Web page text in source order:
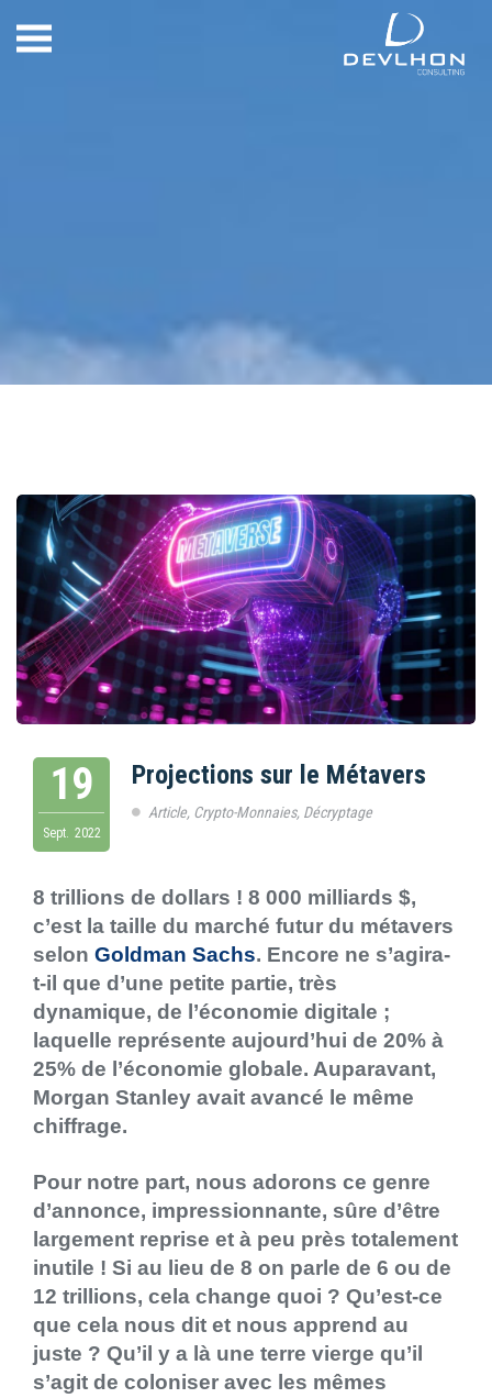
19
Sept. 2022
Projections sur le Métavers
Article, Crypto-Monnaies, Décryptage
8 trillions de dollars ! 8 000 milliards $,
c’est la taille du marché futur du métavers
selon Goldman Sachs. Encore ne s’agira-
t-il que d’une petite partie, très
dynamique, de l’économie digitale ;
laquelle représente aujourd’hui de 20% à
25% de l’économie globale. Auparavant,
Morgan Stanley avait avancé le même
chiffrage.
Pour notre part, nous adorons ce genre
d’annonce, impressionnante, sûre d’être
largement reprise et à peu près totalement
inutile ! Si au lieu de 8 on parle de 6 ou de
12 trillions, cela change quoi ? Qu’est-ce
que cela nous dit et nous apprend au
juste ? Qu’il y a là une terre vierge qu’il
s’agit de coloniser avec les mêmes